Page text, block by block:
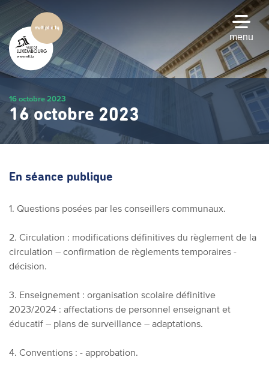
contenu
principal
menu
16 octobre 2023
16 octobre 2023
En séance publique
1. Questions posées par les conseillers communaux.
2. Circulation : modifications définitives du règlement de la
circulation – confirmation de règlements temporaires -
décision.
3. Enseignement : organisation scolaire définitive
2023/2024 : affectations de personnel enseignant et
éducatif – plans de surveillance – adaptations.
4. Conventions : - approbation.